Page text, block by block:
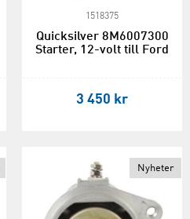
1518375
Quicksilver 8M6007300
Starter, 12-volt till Ford
3 450 kr
Nyheter